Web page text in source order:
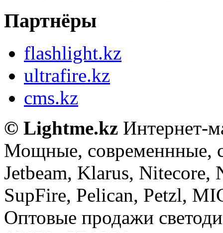
Партнёры
flashlight.kz
ultrafire.kz
cms.kz
© Lightme.kz Интернет-
Мощные, современнные,
Jetbeam, Klarus, Nitecore,
SupFire, Pelican, Petzl,
Оптовые продажи